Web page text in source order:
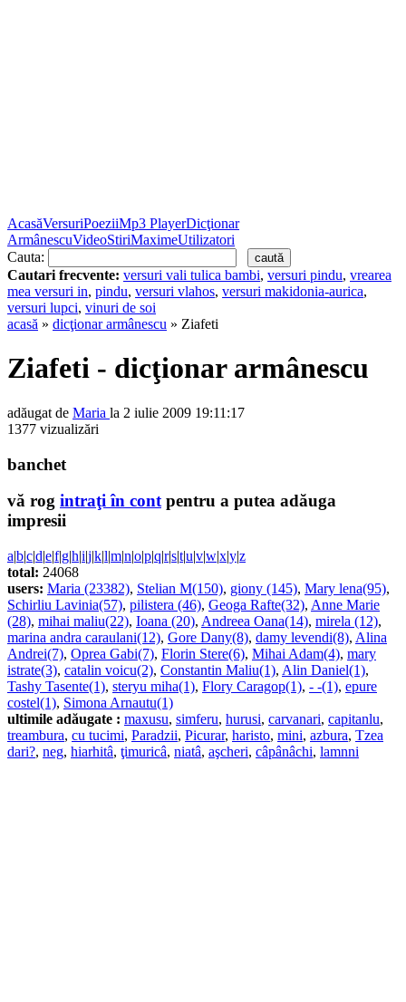
AcasăVersuriPoeziiMp3 PlayerDicţionar
ArmânescuVideoStiriMaximeUtilizatori
Cauta:
Cautari frecvente: versuri vali tulica bambi, versuri pindu, vrearea
mea versuri in, pindu, versuri vlahos, versuri makidonia-aurica,
versuri lupci, vinuri de soi
acasă » dicţionar armânescu » Ziafeti
Ziafeti - dicţionar armânescu
adăugat de Maria la 2 iulie 2009 19:11:17
1377 vizualizări
banchet
vă rog intraţi în contpentru a putea adăuga
impresii
a|b|c|d|e|f|g|h|i|j|k|l|m|n|o|p|q|r|s|t|u|v|w|x|y|z
total: 24068
users: Maria (23382), Stelian M(150), giony (145), Mary lena(95),
Schirliu Lavinia(57), pilistera (46), Geoga Rafte(32), Anne Marie
(28), mihai maliu(22), Ioana (20), Andreea Oana(14), mirela (12),
marina andra caraulani(12), Gore Dany(8), damy levendi(8), Alina
Andrei(7), Oprea Gabi(7), Florin Stere(6), Mihai Adam(4), mary
istrate(3), catalin voicu(2), Constantin Maliu(1), Alin Daniel(1),
Tashy Tasente(1), steryu miha(1), Flory Caragop(1), - -(1), epure
costel(1), Simona Arnautu(1)
ultimile adăugate : maxusu, simferu, hurusi, carvanari, capitanlu,
treambura, cu tucimi, Paradzii, Picurar, haristo, mini, azbura, Tzea
dari?, neg, hiarhitâ, ţimuricâ, niatâ, aşcheri, câpânâchi, lamnni